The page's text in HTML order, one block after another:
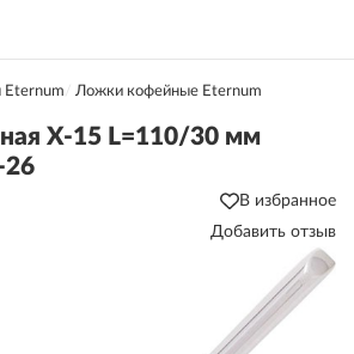
Eternum Ложки кофейные Eternum
X-15 L=110/30 мм
26
В избранное
Добавить отзыв